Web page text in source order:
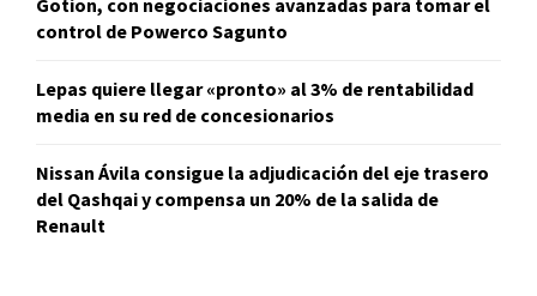
Gotion, con negociaciones avanzadas para tomar el
control de Powerco Sagunto
Lepas quiere llegar «pronto» al 3% de rentabilidad
media en su red de concesionarios
Nissan Ávila consigue la adjudicación del eje trasero
del Qashqai y compensa un 20% de la salida de
Renault